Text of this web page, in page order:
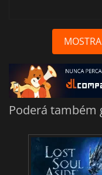
Poderá também